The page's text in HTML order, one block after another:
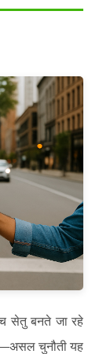
सेतु बनते जा रहे
चुनौती यह